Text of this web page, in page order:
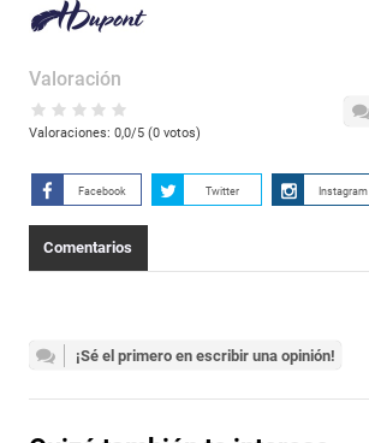
Valoración
Valoraciones: 0,0/5 (0votos)
Facebook Twitter Instagram
Comentarios
¡Sé el primero en escribir una opinión!